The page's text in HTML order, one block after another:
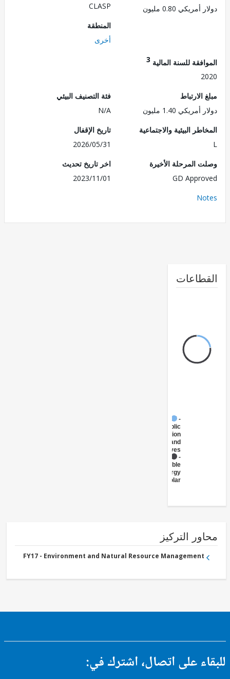
0.80 مليون
للسنة المالية3
1.40 مليون
فئة التصنيف البيئي
البيئية والاجتماعية
تاريخ الإقفال
2026/05/31
المرحلة الأخيرة
GD
اخر تاريخ تحديث
2023/11/01
Administration
- Energy and
Extractives
Renewable
التركيز
FY17 - Environment and Natural Resource Management
على اتصال، اشترك في: